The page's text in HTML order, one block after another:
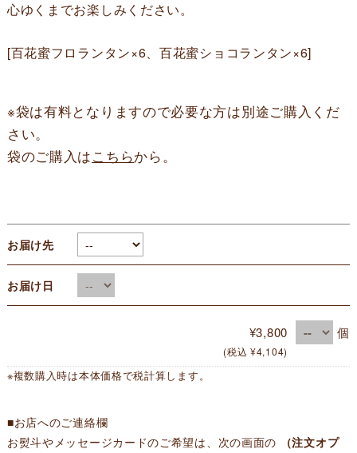
心ゆくまでお楽しみください。
[百花蜜フロランタン×6、百花蜜ショコランタン×6]
※袋は有料となりますので必要な方は別途ご購入くだ
さい。
袋のご購入はこちらから。
お届け先
お届け日
¥3,800
(税込 ¥4,104)
個
※複数購入時は本体価格で税計算します。
■お店へのご連絡欄
お熨斗やメッセージカードのご希望は、次の画面の
（注文オプ